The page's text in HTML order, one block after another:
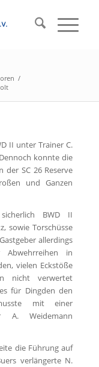
/
II unter Trainer C.
konnte die
der SC 26 Reserve
und Ganzen
BWD II
sowie Torschüsse
allerdings
in
vielen Eckstöße
nicht verwertet
für Dingden den
mit einer
A. Weidemann
die Führung auf
verlängerte N.